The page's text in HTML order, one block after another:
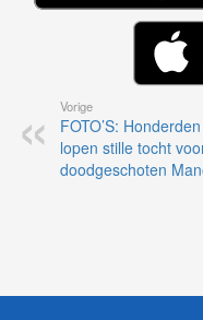
Vorige
FOTO’S:
lopen stille tocht
doodgeschoten